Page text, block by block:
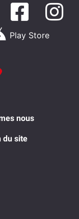
Play Store
nous
du site